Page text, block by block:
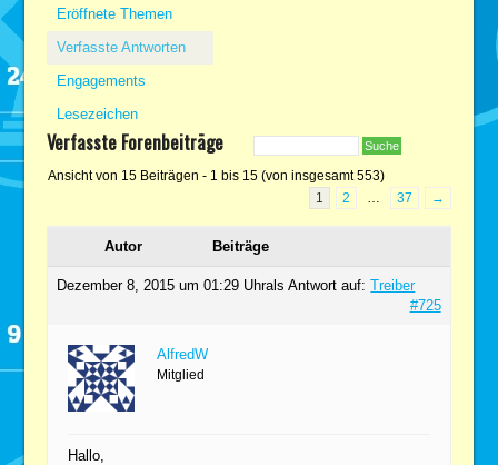
Eröffnete Themen
Verfasste Antworten
Engagements
Lesezeichen
Verfasste Forenbeiträge
Ansicht von 15 Beiträgen - 1 bis 15 (von insgesamt 553)
1
2 37 →
Autor Beiträge
Dezember 8, 2015 um 01:29 Uhrals Antwort auf:Treiber
#725
AlfredW
Mitglied
Hallo,